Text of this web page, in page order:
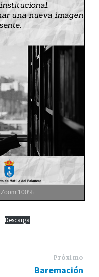
Zoom 100%
Descarga
Próximo
Baremación